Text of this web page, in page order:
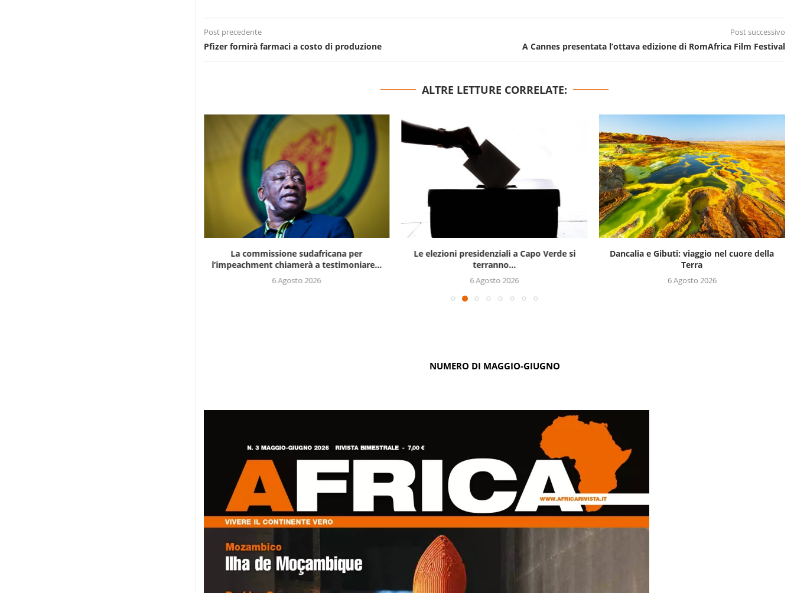
Post precedente
Pfizer fornirà farmaci a costo di produzione
Post successivo
A Cannes presentata l’ottava edizione di RomAfrica Film Festival
ALTRE LETTURE CORRELATE:
La commissione sudafricana per
l’impeachment chiamerà a testimoniare...
6 Agosto 2026
Le elezioni presidenziali a Capo Verde si
terranno...
6 Agosto 2026
Dancalia e Gibuti: viaggio nel cuore della
Terra
6 Agosto 2026
NUMERO DI MAGGIO-GIUGNO